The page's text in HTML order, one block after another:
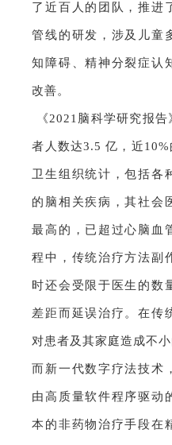
了近百人的团队，推进
管线的研发，涉及儿童
知障碍、精神分裂症认
改善。
《2021脑科学研究报
者人数达3.5 亿，近
卫生组织统计，包括各
的脑相关疾病，其社会
最高的，已超过心脑血
程中，传统治疗方法副
时还会受限于医生的数
差距而延误治疗。在传
对患者及其家庭造成不
而新一代数字疗法技术
由高质量软件程序驱动
本的非药物治疗手段在